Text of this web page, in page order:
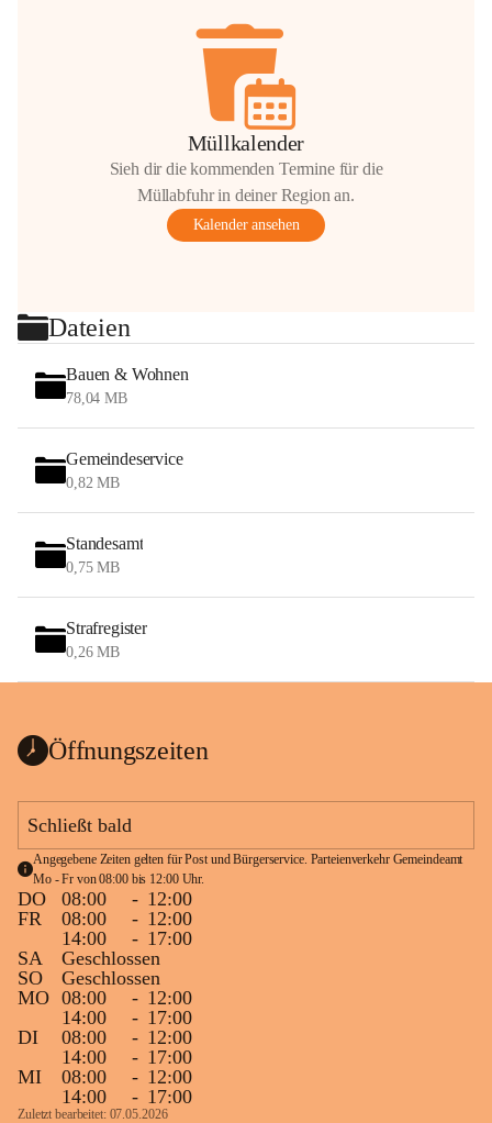
Müllkalender
Sieh dir die kommenden Termine für die
Müllabfuhr in deiner Region an.
Kalender ansehen
Dateien
Bauen & Wohnen
78,04 MB
Gemeindeservice
0,82 MB
Standesamt
0,75 MB
Strafregister
0,26 MB
Öffnungszeiten
Schließt bald
Angegebene Zeiten gelten für Post und Bürgerservice. Parteienverkehr Gemeindeamt
Mo - Fr von 08:00 bis 12:00 Uhr.
DO 08:00 - 12:00
FR
08:00 - 12:00
14:00
- 17:00
SA
Geschlossen
SO
Geschlossen
MO 08:00 - 12:00
14:00
- 17:00
DI
08:00 - 12:00
14:00
- 17:00
MI
08:00 - 12:00
14:00
- 17:00
Zuletzt bearbeitet: 07.05.2026